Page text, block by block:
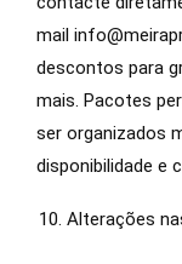
mail
descontos para
mais. Pacotes
ser organizados
disponibilidade e
Alterações